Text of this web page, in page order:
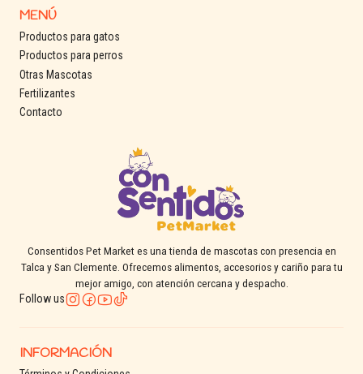
MENÚ
Productos para gatos
Productos para perros
Otras Mascotas
Fertilizantes
Contacto
Consentidos Pet Market es una tienda de mascotas con presencia en
Talca y San Clemente. Ofrecemos alimentos, accesorios y cariño para tu
mejor amigo, con atención cercana y despacho.
Follow us
INFORMACIÓN